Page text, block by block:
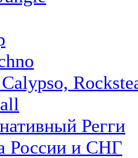
Регги
России и СНГ